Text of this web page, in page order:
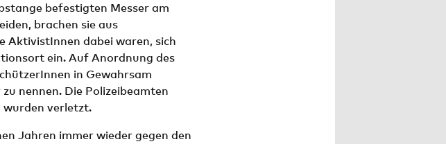
befestigten Messer am
brachen sie aus
AktivistInnen dabei waren, sich
ein. Auf Anordnung des
in Gewahrsam
nennen. Die Polizeibeamten
wurden verletzt.
Jahren immer wieder gegen den